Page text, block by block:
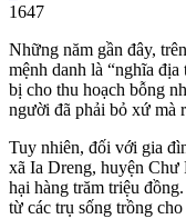
1647
Những năm gần đây,
mệnh danh là “nghĩa
bị cho thu hoạch bỗng
người đã phải bỏ xứ mà
Tuy nhiên, đối với gia
xã Ia Dreng, huyện Chư
hại hàng trăm triệu
từ các trụ sống trồng